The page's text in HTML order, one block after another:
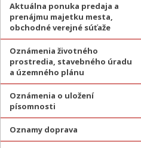
Aktuálna ponuka predaja a
prenájmu majetku mesta,
obchodné verejné súťaže
Oznámenia životného
prostredia, stavebného úradu
a územného plánu
Oznámenia o uložení
písomnosti
Oznamy doprava